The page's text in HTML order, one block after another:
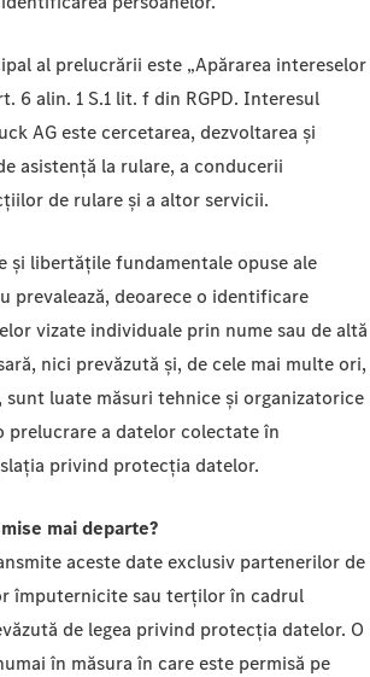
al prelucrării este „Apărarea intereselor
6 alin. 1 S.1 lit. f din RGPD. Interesul
AG este cercetarea, dezvoltarea și
asistență la rulare, a conducerii
de rulare și a altor servicii.
și libertățile fundamentale opuse ale
prevalează, deoarece o identificare
vizate individuale prin nume sau de altă
nici prevăzută și, de cele mai multe ori,
luate măsuri tehnice și organizatorice
prelucrare a datelor colectate în
privind protecția datelor.
mai departe?
aceste date exclusiv partenerilor de
împuternicite sau terților în cadrul
de legea privind protecția datelor. O
în măsura în care este permisă pe